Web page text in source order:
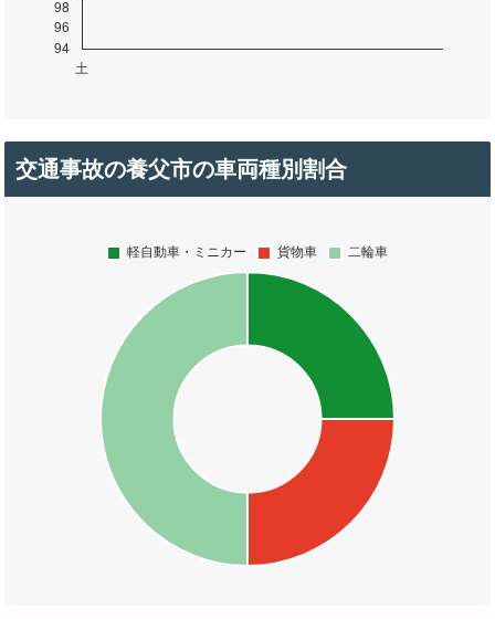
交通事故の養父市の車両種別割合